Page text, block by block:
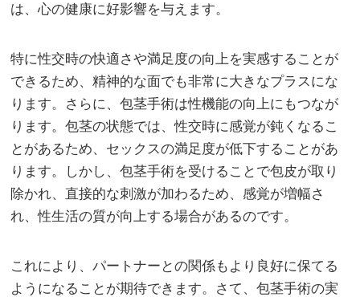
は、心の健康に好影響を与えます。
特に性交時の快適さや満足度の向上を実感することが
できるため、精神的な面でも非常に大きなプラスにな
ります。さらに、包茎手術は性機能の向上にもつなが
ります。包茎の状態では、性交時に感覚が鈍くなるこ
とがあるため、セックスの満足度が低下することがあ
ります。しかし、包茎手術を受けることで包皮が取り
除かれ、直接的な刺激が加わるため、感覚が増幅さ
れ、性生活の質が向上する場合があるのです。
これにより、パートナーとの関係もより良好に保てる
ようになることが期待できます。さて、包茎手術の実